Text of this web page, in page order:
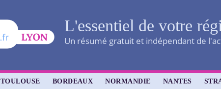
L'essentiel de votre
Un résumé gratuit et indépendant de
TOULOUSE BORDEAUX NORMANDIE NANTES